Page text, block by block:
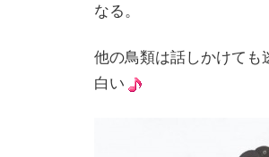
なる。
他の鳥類は話しかけても
白い